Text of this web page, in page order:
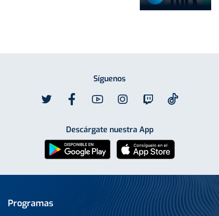
Síguenos
Descárgate nuestra App
Programas